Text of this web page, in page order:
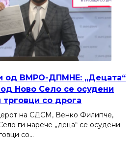
од ВМРО-ДПМНЕ: „Децата“
Ново Село се осудени
со дрога
на СДСМ, Венко Филипче,
ги нарече „деца“ се осудени
со…